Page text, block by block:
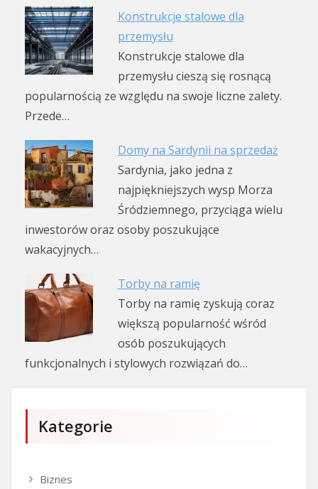
Konstrukcje stalowe dla
przemysłu
Konstrukcje stalowe dla
przemysłu cieszą się rosnącą
popularnością ze względu na swoje liczne zalety.
Przede…
Domy na Sardynii na sprzedaż
Sardynia, jako jedna z
najpiękniejszych wysp Morza
Śródziemnego, przyciąga wielu
inwestorów oraz osoby poszukujące
wakacyjnych…
Torby na ramię
Torby na ramię zyskują coraz
większą popularność wśród
osób poszukujących
funkcjonalnych i stylowych rozwiązań do…
Kategorie
Biznes